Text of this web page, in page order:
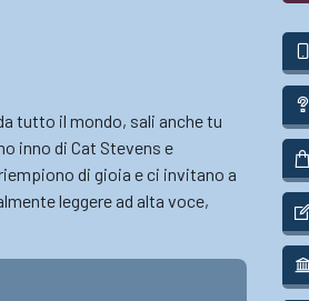
tutto il mondo, sali anche tu
inno di Cat Stevens e
di gioia e ci invitano a
leggere ad alta voce,